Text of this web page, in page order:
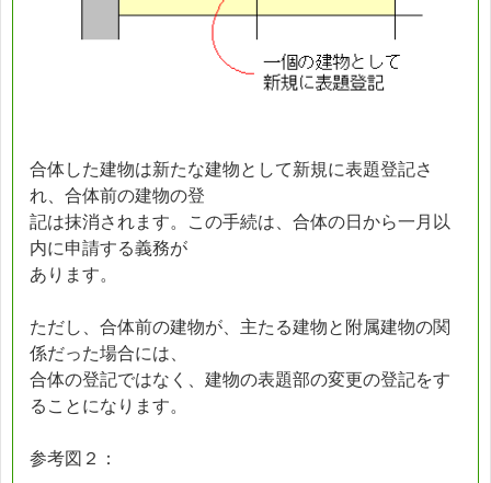
合体した建物は新たな建物として新規に表題登記さ
れ、合体前の建物の登
記は抹消されます。この手続は、合体の日から一月以
内に申請する義務が
あります。
ただし、合体前の建物が、主たる建物と附属建物の関
係だった場合には、
合体の登記ではなく、建物の表題部の変更の登記をす
ることになります。
参考図２：